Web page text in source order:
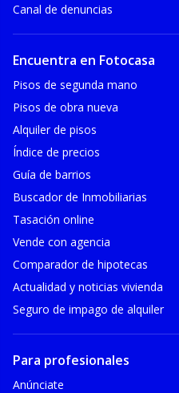
Canal de denuncias
Encuentra en Fotocasa
Pisos de segunda mano
Pisos de obra nueva
Alquiler de pisos
Índice de precios
Guía de barrios
Buscador de Inmobiliarias
Tasación online
Vende con agencia
Comparador de hipotecas
Actualidad y noticias vivienda
Seguro de impago de alquiler
Para profesionales
Anúnciate